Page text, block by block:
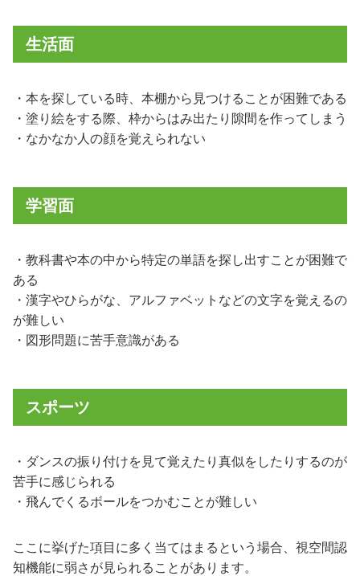
生活面
・本を探している時、本棚から見つけることが困難である
・塗り絵をする際、枠からはみ出たり隙間を作ってしまう
・なかなか人の顔を覚えられない
学習面
・教科書や本の中から特定の単語を探し出すことが困難で
ある
・漢字やひらがな、アルファベットなどの文字を覚えるの
が難しい
・図形問題に苦手意識がある
スポーツ
・ダンスの振り付けを見て覚えたり真似をしたりするのが
苦手に感じられる
・飛んでくるボールをつかむことが難しい
ここに挙げた項目に多く当てはまるという場合、視空間認
知機能に弱さが見られることがあります。